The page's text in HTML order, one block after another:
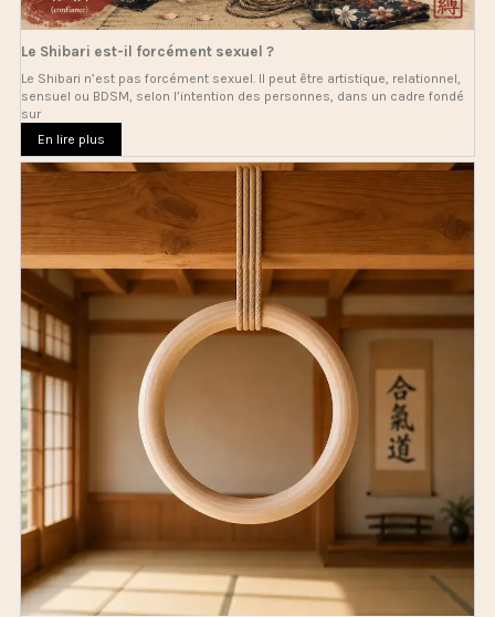
Le Shibari est-il forcément sexuel ?
Le Shibari n’est pas forcément sexuel. Il peut être artistique, relationnel,
sensuel ou BDSM, selon l’intention des personnes, dans un cadre fondé
sur
En lire plus